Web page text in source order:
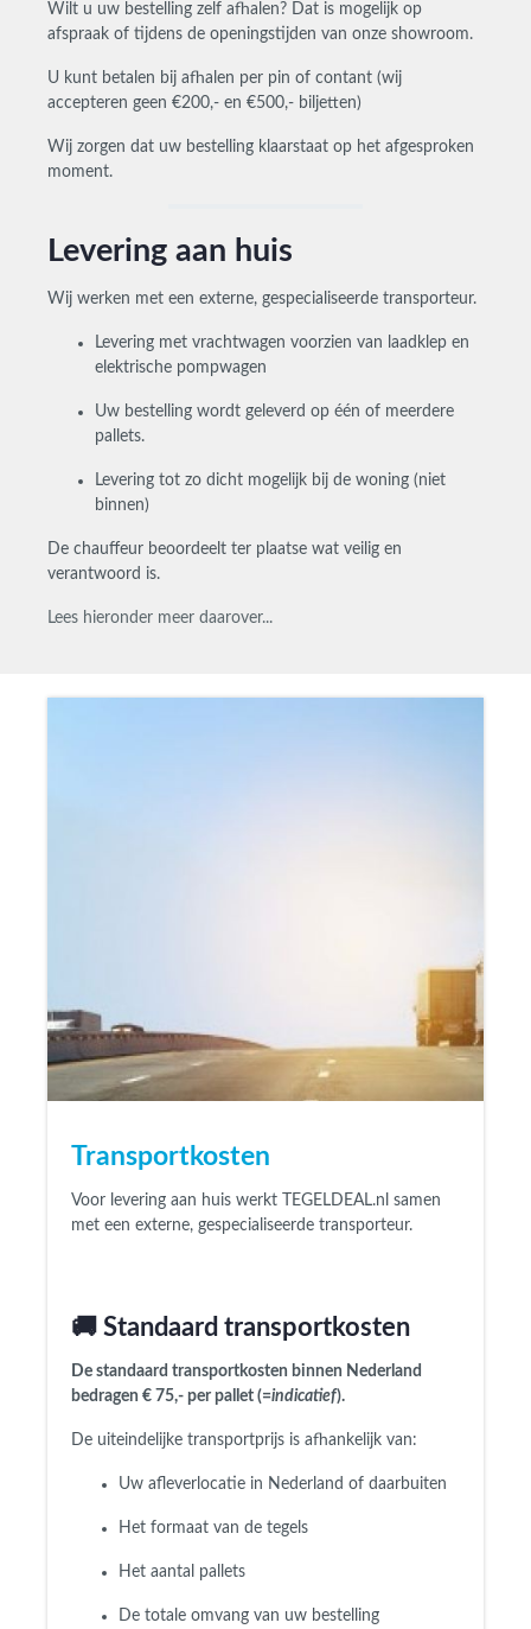
Wilt u uw bestelling zelf afhalen? Dat is mogelijk op
afspraak of tijdens de openingstijden van onze showroom.
U kunt betalen bij afhalen per pin of contant (wij
accepteren geen €200,- en €500,- biljetten)
Wij zorgen dat uw bestelling klaarstaat op het afgesproken
moment.
Levering aan huis
Wij werken met een externe, gespecialiseerde transporteur.
Levering met vrachtwagen voorzien van laadklep en
elektrische pompwagen
Uw bestelling wordt geleverd op één of meerdere
pallets.
Levering tot zo dicht mogelijk bij de woning (niet
binnen)
De chauffeur beoordeelt ter plaatse wat veilig en
verantwoord is.
Lees hieronder meer daarover...
Transportkosten
Voor levering aan huis werkt TEGELDEAL.nl samen
met een externe, gespecialiseerde transporteur.
🚚 Standaard transportkosten
De standaard transportkosten binnen Nederland
bedragen € 75,- per pallet (=indicatief).
De uiteindelijke transportprijs is afhankelijk van:
Uw afleverlocatie in Nederland of daarbuiten
Het formaat van de tegels
Het aantal pallets
De totale omvang van uw bestelling